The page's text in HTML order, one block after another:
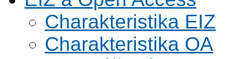
Charakteristika EIZ
Charakteristika OA